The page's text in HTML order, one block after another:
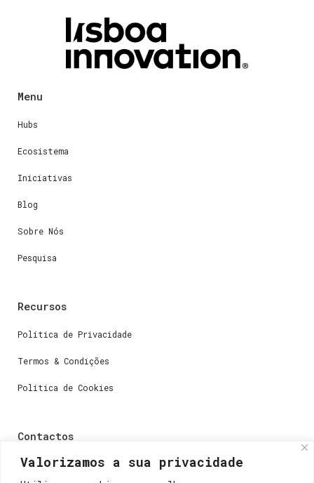
Valorizamos a sua privacidade
Menu
Hubs
Ecosistema
Iniciativas
Blog
Sobre Nós
Pesquisa
Recursos
Política de Privacidade
Termos & Condições
Política de Cookies
Contactos
Dúvidas ou perguntas envie-nos um e-mail para